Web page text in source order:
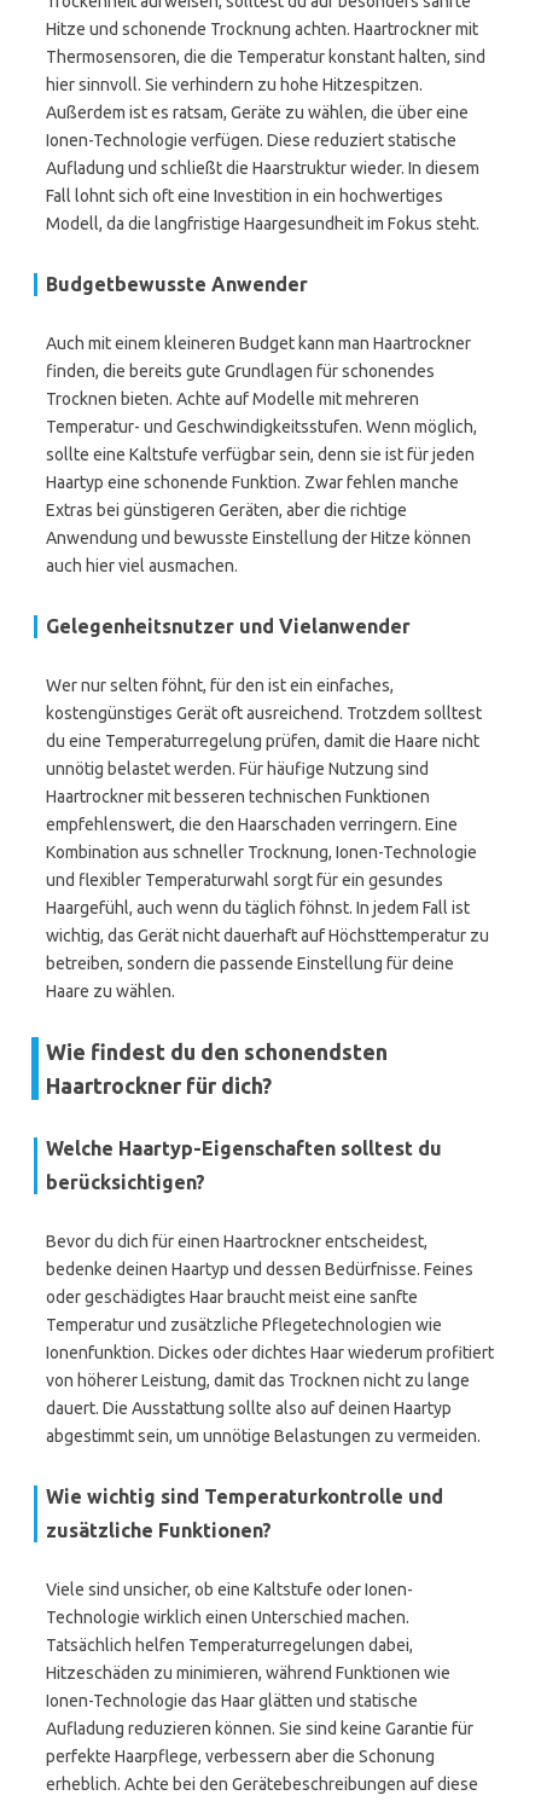
Hitze und schonende Trocknung achten. Haartrockner mit
Thermosensoren, die die Temperatur konstant halten, sind
hier sinnvoll. Sie verhindern zu hohe Hitzespitzen.
Außerdem ist es ratsam, Geräte zu wählen, die über eine
Ionen-Technologie verfügen. Diese reduziert statische
Aufladung und schließt die Haarstruktur wieder. In diesem
Fall lohnt sich oft eine Investition in ein hochwertiges
Modell, da die langfristige Haargesundheit im Fokus steht.
Budgetbewusste Anwender
Auch mit einem kleineren Budget kann man Haartrockner
finden, die bereits gute Grundlagen für schonendes
Trocknen bieten. Achte auf Modelle mit mehreren
Temperatur- und Geschwindigkeitsstufen. Wenn möglich,
sollte eine Kaltstufe verfügbar sein, denn sie ist für jeden
Haartyp eine schonende Funktion. Zwar fehlen manche
Extras bei günstigeren Geräten, aber die richtige
Anwendung und bewusste Einstellung der Hitze können
auch hier viel ausmachen.
Gelegenheitsnutzer und Vielanwender
Wer nur selten föhnt, für den ist ein einfaches,
kostengünstiges Gerät oft ausreichend. Trotzdem solltest
du eine Temperaturregelung prüfen, damit die Haare nicht
unnötig belastet werden. Für häufige Nutzung sind
Haartrockner mit besseren technischen Funktionen
empfehlenswert, die den Haarschaden verringern. Eine
Kombination aus schneller Trocknung, Ionen-Technologie
und flexibler Temperaturwahl sorgt für ein gesundes
Haargefühl, auch wenn du täglich föhnst. In jedem Fall ist
wichtig, das Gerät nicht dauerhaft auf Höchsttemperatur zu
betreiben, sondern die passende Einstellung für deine
Haare zu wählen.
Wie findest du den schonendsten
Haartrockner für dich?
Welche Haartyp-Eigenschaften solltest du
berücksichtigen?
Bevor du dich für einen Haartrockner entscheidest,
bedenke deinen Haartyp und dessen Bedürfnisse. Feines
oder geschädigtes Haar braucht meist eine sanfte
Temperatur und zusätzliche Pflegetechnologien wie
Ionenfunktion. Dickes oder dichtes Haar wiederum profitiert
von höherer Leistung, damit das Trocknen nicht zu lange
dauert. Die Ausstattung sollte also auf deinen Haartyp
abgestimmt sein, um unnötige Belastungen zu vermeiden.
Wie wichtig sind Temperaturkontrolle und
zusätzliche Funktionen?
Viele sind unsicher, ob eine Kaltstufe oder Ionen-
Technologie wirklich einen Unterschied machen.
Tatsächlich helfen Temperaturregelungen dabei,
Hitzeschäden zu minimieren, während Funktionen wie
Ionen-Technologie das Haar glätten und statische
Aufladung reduzieren können. Sie sind keine Garantie für
perfekte Haarpflege, verbessern aber die Schonung
erheblich. Achte bei den Gerätebeschreibungen auf diese